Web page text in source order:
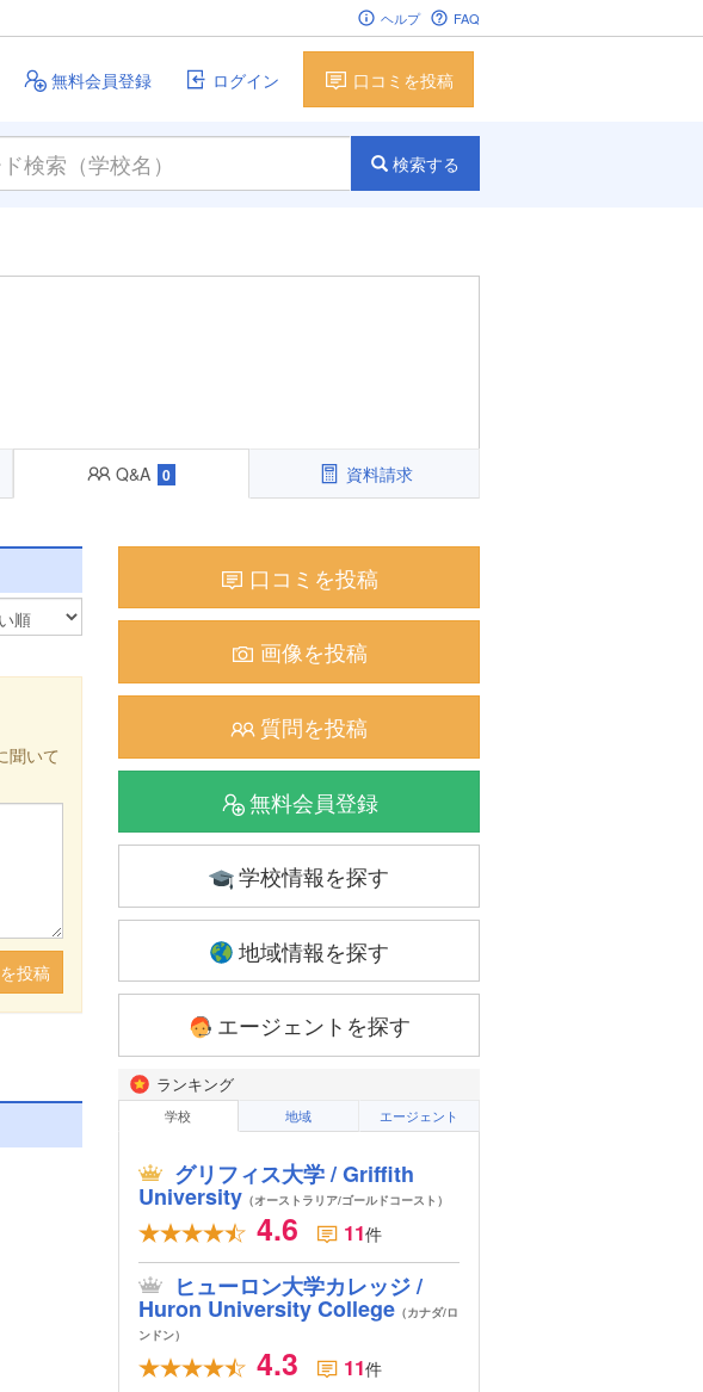
ヘルプ FAQ
無料会員登録 ログイン 口コミを投稿
検索する
Q&A 0 資料請求
聞いて
投稿
口コミを投稿
画像を投稿
質問を投稿
無料会員登録
学校情報を探す
地域情報を探す
エージェントを探す
ランキング
学校 地域 エージェント
グリフィス大学 / Griffith
University（オーストラリア/ゴールドコースト）
4.6 11件
ヒューロン大学カレッジ /
Huron University College（カナダ/ロ
ンドン）
4.3 11件